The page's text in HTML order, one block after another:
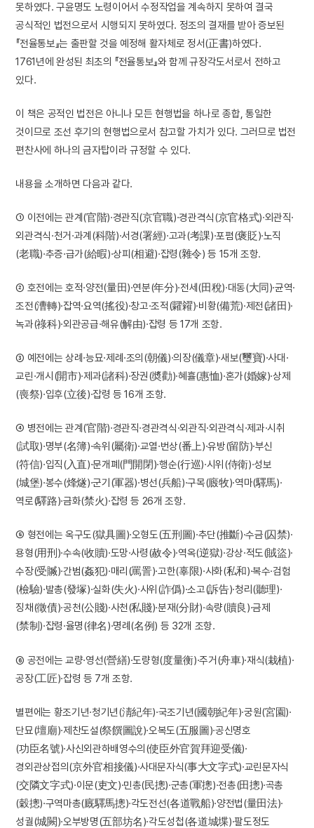
못하였다. 구윤명도 노령이어서 수정작업을 계속하지 못하여 결국
공식적인 법전으로서 시행되지 못하였다. 정조의 결재를 받아 증보된
『전율통보』는 출판할 것을 예정해 활자체로 정서(正書)하였다.
1761년에 완성된 최초의 『전율통보』와 함께 규장각도서로서 전하고
있다.
이 책은 공적인 법전은 아니나 모든 현행법을 하나로 종합, 통일한
것이므로 조선 후기의 현행법으로서 참고할 가치가 있다. 그러므로 법전
편찬사에 하나의 금자탑이라 규정할 수 있다.
내용을 소개하면 다음과 같다.
① 이전에는 관계(官階)·경관직(京官職)·경관격식(京官格式)·외관직·
외관격식·천거·과계(科階)·서경(署經)·고과(考課)·포폄(褒貶)·노직
(老職)·추증·급가(給暇)·상피(相避)·잡령(雜令) 등 15개 조항.
② 호전에는 호적·양전(量田)·연분(年分)·전세(田稅)·대동(大同)·균역·
조전(漕轉)·잡역·요역(搖役)·창고·조적(糶糴)·비황(備荒)·제전(諸田)·
녹과(祿科)·외관공급·해유(解由)·잡령 등 17개 조항.
③ 예전에는 상례·능묘·제례·조의(朝儀)·의장(儀章)·새보(璽寶)·사대·
교린·개시(開市)·제과(諸科)·장권(奬勸)·혜휼(惠恤)·혼가(婚嫁)·상제
(喪祭)·입후(立後)·잡령 등 16개 조항.
④ 병전에는 관계(官階)·경관직·경관격식·외관직·외관격식·제과·시취
(試取)·명부(名簿)·속위(屬衛)·교열·번상(番上)·유방(留防)·부신
(符信)·입직(入直)·문개폐(門開閉)·행순(行巡)·시위(侍衛)·성보
(城堡)·봉수(烽燧)·군기(軍器)·병선(兵船)·구목(廄牧)·역마(驛馬)·
역로(驛路)·금화(禁火)·잡령 등 26개 조항.
⑤ 형전에는 옥구도(獄具圖)·오형도(五刑圖)·추단(推斷)·수금(囚禁)·
용형(用刑)·수속(收贖)·도망·사령(赦令)·역옥(逆獄)·강상·적도(賊盜)·
수장(受贓)·간범(姦犯)·매리(罵詈)·고한(辜限)·사화(私和)·복수·검험
(檢驗)·발총(發塚)·실화(失火)·사위(詐僞)·소고(訴告)·청리(聽理)·
징채(徵債)·공천(公賤)·사천(私賤)·분재(分財)·속량(贖良)·금제
(禁制)·잡령·율명(律名)·명례(名例) 등 32개 조항.
⑥ 공전에는 교량·영선(營繕)·도량형(度量衡)·주거(舟車)·재식(栽植)·
공장(工匠)·잡령 등 7개 조항.
별편에는 황조기년·청기년(淸紀年)·국조기년(國朝紀年)·궁원(宮園)·
단묘(壇廟)·제찬도설(祭饌圖說)·오복도(五服圖)·공신명호
(功臣名號)·사신외관하배영수의(使臣外官賀拜迎受儀)·
경외관상접의(京外官相接儀)·사대문자식(事大文字式)·교린문자식
(交隣文字式)·이문(吏文)·민총(民摠)·군총(軍摠)·전총(田摠)·곡총
(穀摠)·구역마총(廐驛馬摠)·각도전선(各道戰船)·양전법(量田法)·
성궐(城闕)·오부방명(五部坊名)·각도성첩(各道城堞)·팔도정도